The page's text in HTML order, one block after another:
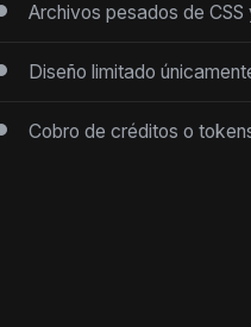
Archivos pesados de
Diseño limitado
Cobro de créditos o